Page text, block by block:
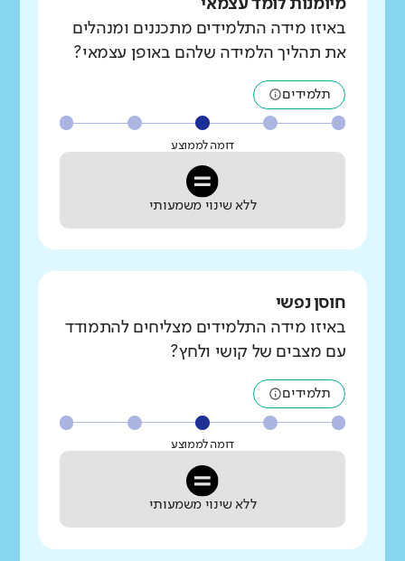
מיומנות לומד עצמאי
באיזו מידה התלמידים מתכננים ומנהלים
את תהליך הלמידה שלהם באופן עצמאי?
תלמידים
דומה לממוצע
ללא שינוי משמעותי
חוסן נפשי
באיזו מידה התלמידים מצליחים להתמודד
עם מצבים של קושי ולחץ?
תלמידים
דומה לממוצע
ללא שינוי משמעותי